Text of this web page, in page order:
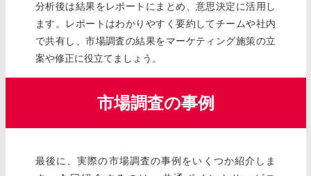
分析後は結果をレポートにまとめ、意思決定に活用し
ます。レポートはわかりやすく要約してチームや社内
で共有し、市場調査の結果をマーケティング施策の立
案や修正に役立てましょう。
市場調査の事例
最後に、実際の市場調査の事例をいくつか紹介しま